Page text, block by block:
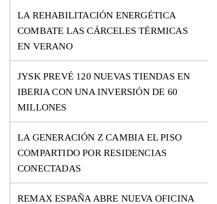
LA REHABILITACIÓN ENERGÉTICA
COMBATE LAS CÁRCELES TÉRMICAS
EN VERANO
JYSK PREVÉ 120 NUEVAS TIENDAS EN
IBERIA CON UNA INVERSIÓN DE 60
MILLONES
LA GENERACIÓN Z CAMBIA EL PISO
COMPARTIDO POR RESIDENCIAS
CONECTADAS
REMAX ESPAÑA ABRE NUEVA OFICINA